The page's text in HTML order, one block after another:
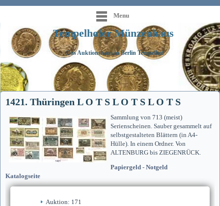
Menu
Tempelhofer Münzenhaus
Das Auktionshaus in Berlin Tempelhof
1421. Thüringen L O T S L O T S L O T S
Sammlung von 713 (meist)
Serienscheinen. Sauber gesammelt auf
selbstgestalteten Blättern (in A4-
Hülle). In einem Ordner. Von
ALTENBURG bis ZIEGENRÜCK.
Papiergeld - Notgeld
Katalogseite
Auktion: 171